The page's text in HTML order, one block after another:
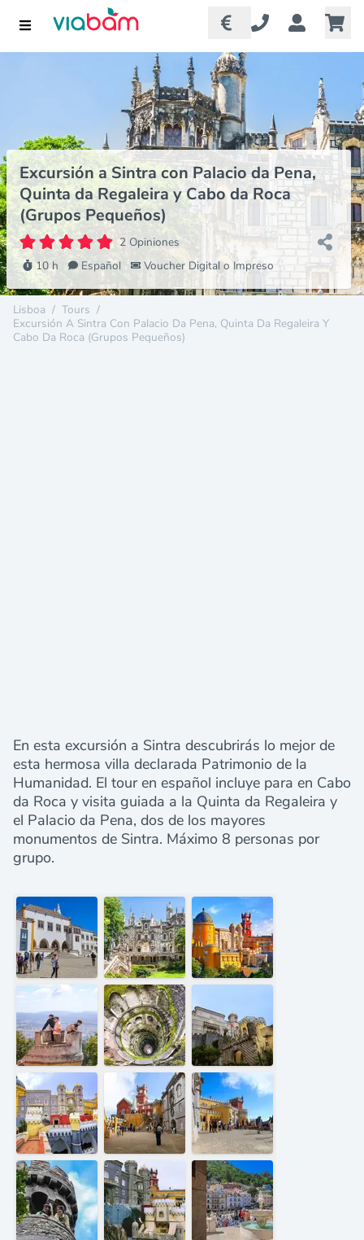
Excursión a Sintra con Palacio da Pena,
Quinta da Regaleira y Cabo da Roca
(Grupos Pequeños)
2 Opiniones
10 h
Español Voucher Digital o Impreso
Lisboa / Tours /
Excursión A Sintra Con Palacio Da Pena, Quinta Da Regaleira Y
Cabo Da Roca (Grupos Pequeños)
En esta excursión a Sintra descubrirás lo mejor de
esta hermosa villa declarada Patrimonio de la
Humanidad. El tour en español incluye para en Cabo
da Roca y visita guiada a la Quinta da Regaleira y
el Palacio da Pena, dos de los mayores
monumentos de Sintra. Máximo 8 personas por
grupo.